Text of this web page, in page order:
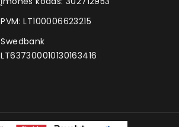
PVM: LT100006623215
Swedbank
LT637300010130163416